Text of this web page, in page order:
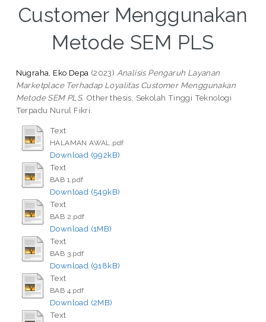
Customer Menggunakan
Metode SEM PLS
Nugraha, Eko Depa (2023) Analisis Pengaruh Layanan
Marketplace Terhadap Loyalitas Customer Menggunakan
Metode SEM PLS. Other thesis, Sekolah Tinggi Teknologi
Terpadu Nurul Fikri.
Text
HALAMAN AWAL.pdf
Download (992kB)
Text
BAB 1.pdf
Download (549kB)
Text
BAB 2.pdf
Download (1MB)
Text
BAB 3.pdf
Download (918kB)
Text
BAB 4.pdf
Download (2MB)
Text